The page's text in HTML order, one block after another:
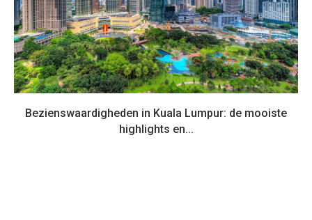
Bezienswaardigheden in Kuala Lumpur: de mooiste
highlights en...